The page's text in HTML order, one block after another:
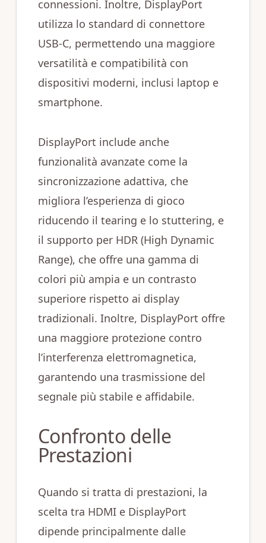
connessioni. Inoltre, DisplayPort
utilizza lo standard di connettore
USB-C, permettendo una maggiore
versatilità e compatibilità con
dispositivi moderni, inclusi laptop e
smartphone.
DisplayPort include anche
funzionalità avanzate come la
sincronizzazione adattiva, che
migliora l’esperienza di gioco
riducendo il tearing e lo stuttering, e
il supporto per HDR (High Dynamic
Range), che offre una gamma di
colori più ampia e un contrasto
superiore rispetto ai display
tradizionali. Inoltre, DisplayPort offre
una maggiore protezione contro
l’interferenza elettromagnetica,
garantendo una trasmissione del
segnale più stabile e affidabile.
Confronto delle
Prestazioni
Quando si tratta di prestazioni, la
scelta tra HDMI e DisplayPort
dipende principalmente dalle